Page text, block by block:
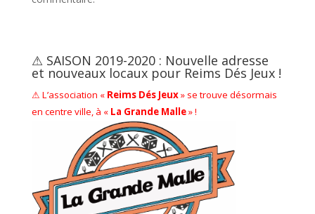
⚠ SAISON 2019-2020 : Nouvelle adresse
et nouveaux locaux pour Reims Dés Jeux !
⚠ L’association « Reims Dés Jeux» se trouve désormais
en centre ville, à « La Grande Malle» !